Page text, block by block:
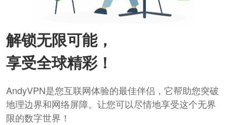
解锁无限可能，
享受全球精彩！
AndyVPN是您互联网体验的最佳伴侣，它帮助您突破
地理边界和网络屏障。让您可以尽情地享受这个无界
限的数字世界！